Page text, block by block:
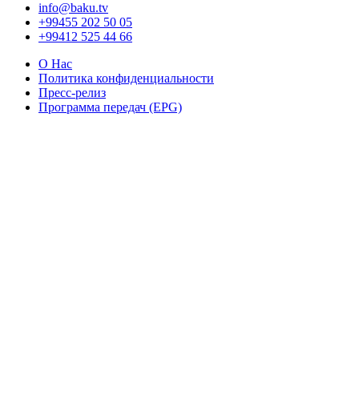
info@baku.tv
+99455 202 50 05
+99412 525 44 66
О Нас
Политика конфиденциальности
Пресс-релиз
Программа передач (EPG)